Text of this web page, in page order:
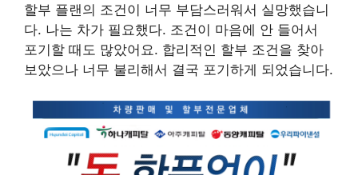
할부 플랜의 조건이 너무 부담스러워서 실망했습니
다. 나는 차가 필요했다. 조건이 마음에 안 들어서
포기할 때도 많았어요. 합리적인 할부 조건을 찾아
보았으나 너무 불리해서 결국 포기하게 되었습니다.